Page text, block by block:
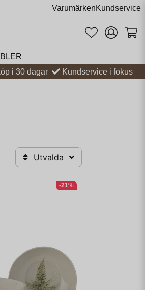
VarumärkenKundservice
i 30 dagar Kundservice i fokus
Utvalda
-21%